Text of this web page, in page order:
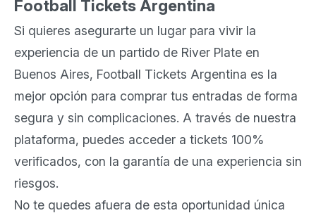
Football Tickets Argentina
Si quieres asegurarte un lugar para vivir la
experiencia de un partido de River Plate en
Buenos Aires, Football Tickets Argentina es la
mejor opción para comprar tus entradas de forma
segura y sin complicaciones. A través de nuestra
plataforma, puedes acceder a tickets 100%
verificados, con la garantía de una experiencia sin
riesgos.
No te quedes afuera de esta oportunidad única